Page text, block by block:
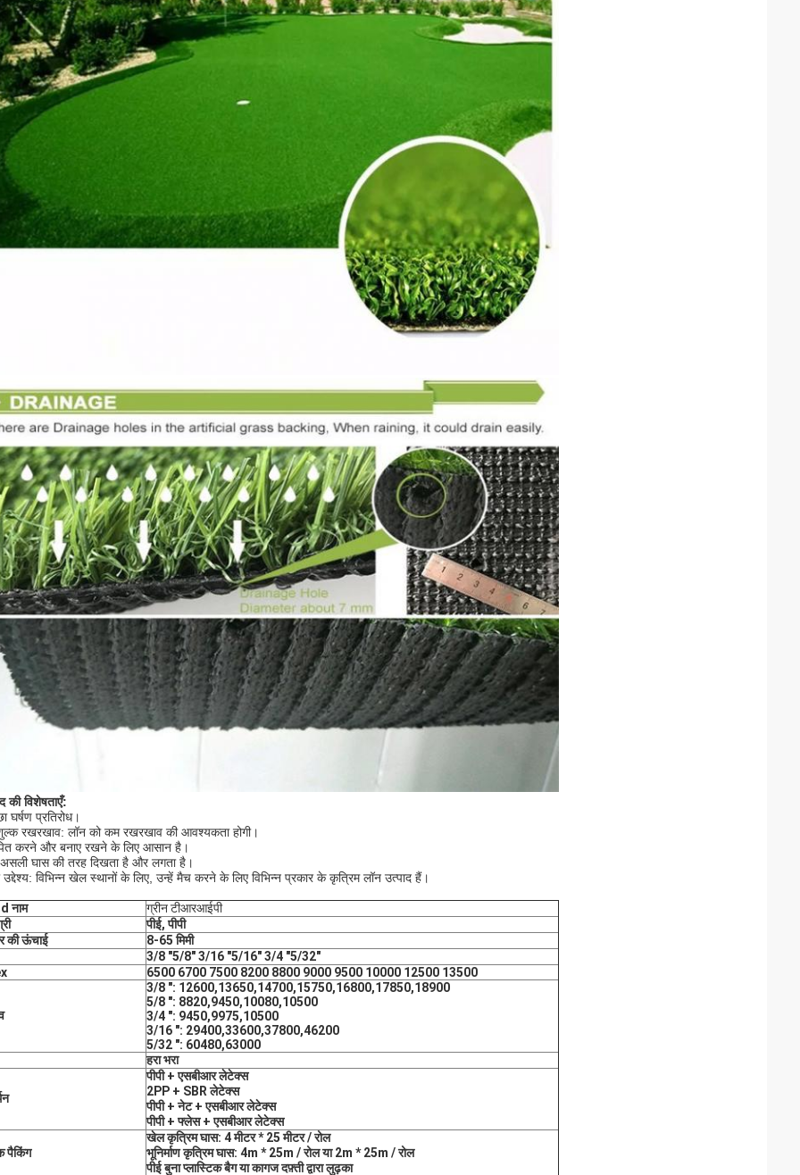
की विशेषताएँ:
घर्षण प्रतिरोध।
रखरखाव: लॉन को कम रखरखाव की आवश्यकता होगी।
करने और बनाए रखने के लिए आसान है।
घास की तरह दिखता है और लगता है।
उद्देश्य: विभिन्न खेल स्थानों के लिए, उन्हें मैच करने के लिए विभिन्न प्रकार के कृत्रिम लॉन उत्पाद हैं।
नाम
ग्रीन टीआरआईपी
पीई, पीपी
की ऊंचाई
8-65 मिमी
3/8 "5/8" 3/16 "5/16" 3/4 "5/32"
6500 6700 7500 8200 8800 9000 9500 10000 12500 13500
3/8 ": 12600,13650,14700,15750,16800,17850,18900
5/8 ": 8820,9450,10080,10500
3/4 ": 9450,9975,10500
3/16 ": 29400,33600,37800,46200
5/32 ": 60480,63000
हरा भरा
पीपी + एसबीआर लेटेक्स
2PP + SBR लेटेक्स
पीपी + नेट + एसबीआर लेटेक्स
पीपी + फ्लेस + एसबीआर लेटेक्स
पैकिंग
खेल कृत्रिम घास: 4 मीटर * 25 मीटर / रोल
भूनिर्माण कृत्रिम घास: 4m * 25m / रोल या 2m * 25m / रोल
पीई बुना प्लास्टिक बैग या कागज दफ़्ती द्वारा लुढ़का